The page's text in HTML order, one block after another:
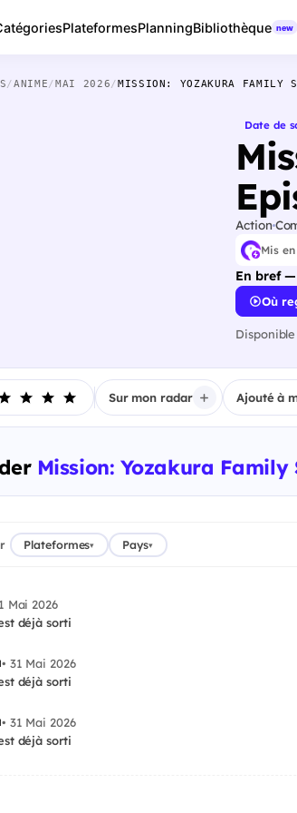
PlateformesPlanningBibliothèque new
/ANIME/MAI 2026/MISSION: YOZAKURA FAMILY
Date de
Action
Mis
En bref —
Où
Sur mon radar Ajouté à
Mission: Yozakura Family
Plateformes▾ Pays▾
Mai 2026
déjà sorti
• 31 Mai 2026
déjà sorti
• 31 Mai 2026
déjà sorti